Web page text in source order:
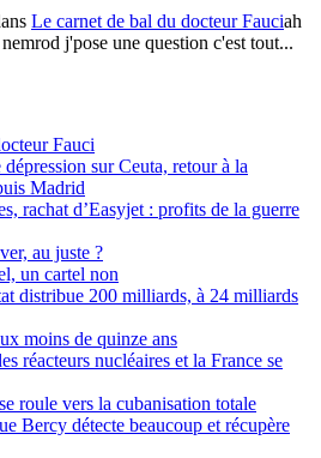
Le carnet de bal du docteur Fauciah
j'pose une question c'est tout...
Fauci
sur Ceuta, retour à la
Madrid
rachat d’Easyjet : profits de la guerre
au juste ?
un cartel non
distribue 200 milliards, à 24 milliards
moins de quinze ans
réacteurs nucléaires et la France se
roule vers la cubanisation totale
Bercy détecte beaucoup et récupère